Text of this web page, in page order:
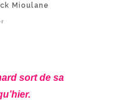
Mioulane
sort de sa